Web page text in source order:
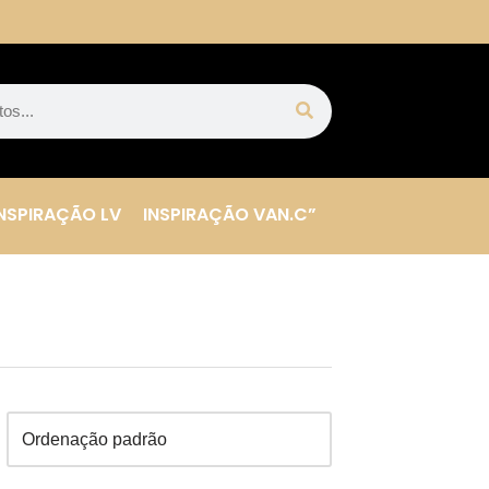
LV INSPIRAÇÃO VAN.C”